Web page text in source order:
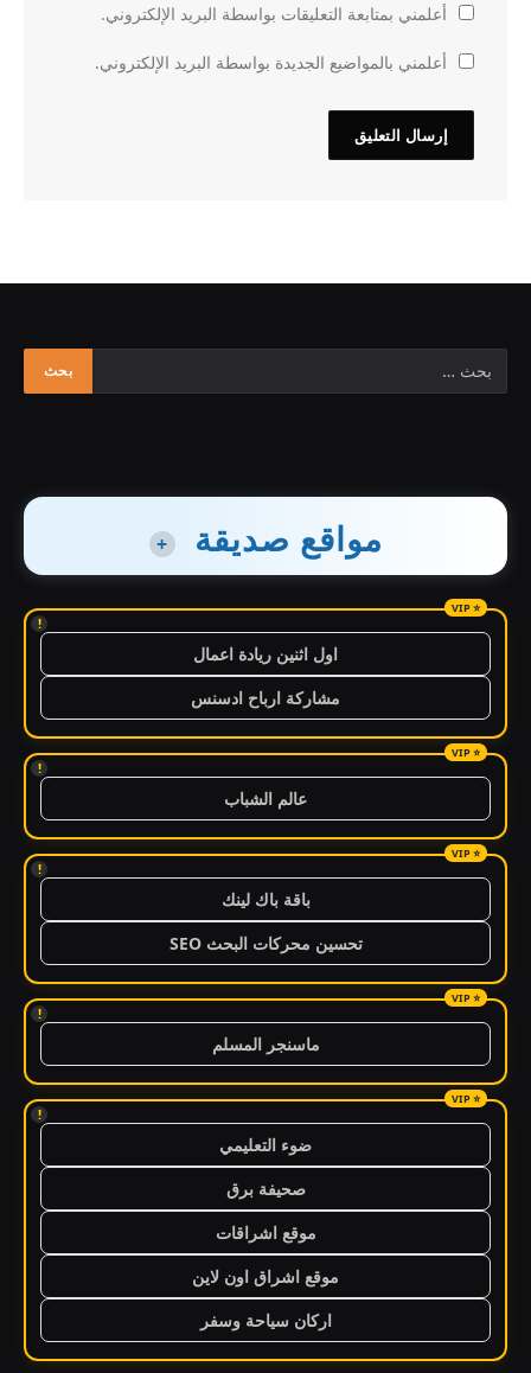
أعلمني بمتابعة التعليقات بواسطة البريد الإلكتروني.
أعلمني بالمواضيع الجديدة بواسطة البريد الإلكتروني.
مواقع صديقة +
!
اول اثنين ريادة اعمال
مشاركة ارباح ادسنس
!
عالم الشباب
!
باقة باك لينك
تحسين محركات البحث SEO
!
ماسنجر المسلم
!
ضوء التعليمي
صحيفة برق
موقع اشراقات
موقع اشراق اون لاين
اركان سياحة وسفر